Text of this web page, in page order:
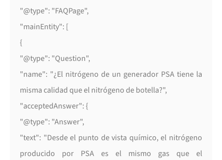
"@type": "FAQPage",
"mainEntity": [
{
"@type": "Question",
"name": "¿El nitrógeno de un generador PSA tiene la
misma calidad que el nitrógeno de botella?",
"acceptedAnswer": {
"@type": "Answer",
"text": "Desde el punto de vista químico, el nitrógeno
producido por PSA es el mismo gas que el